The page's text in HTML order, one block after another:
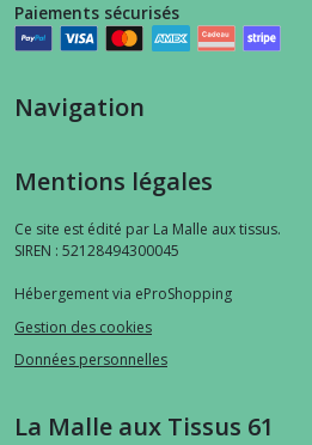
Paiements sécurisés
Navigation
Mentions légales
Ce site est édité par La Malle aux tissus.
SIREN : 52128494300045
Hébergement via eProShopping
Gestion des cookies
Données personnelles
La Malle aux Tissus 61